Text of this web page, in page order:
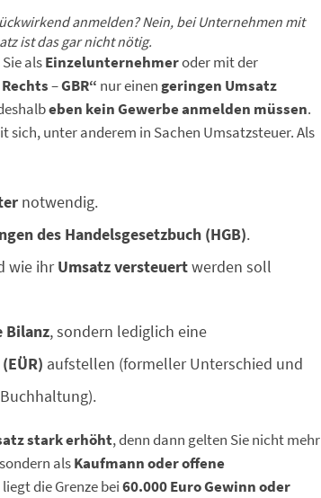
anmelden? Nein, bei Unternehmen mit
ist das gar nicht nötig.
alsEinzelunternehmeroder mit der
–GBR“ nur einengeringen Umsatz
eben kein Gewerbe anmelden müssen.
sich, unter anderem in Sachen Umsatzsteuer. Als
notwendig.
des Handelsgesetzbuch (HGB).
wie ihrUmsatz versteuertwerden soll
Bilanz, sondern lediglich eine
aufstellen (formeller Unterschied und
stark erhöht, denn dann gelten Sie nicht mehr
alsKaufmann oder offene
die Grenze bei60.000 Euro Gewinn oder